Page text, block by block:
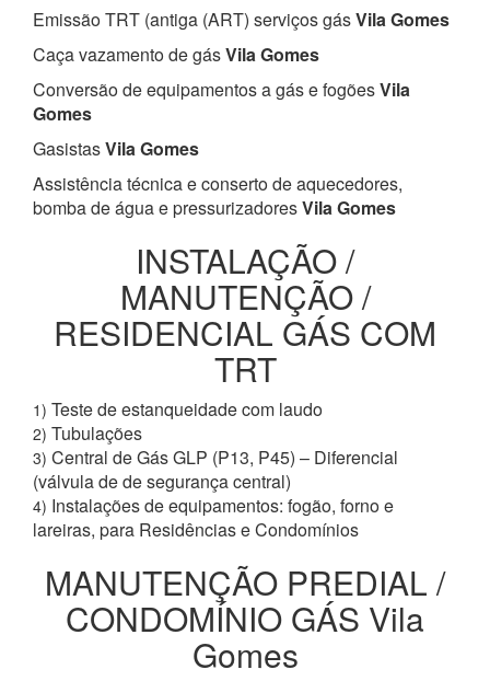
Emissão TRT (antiga (ART) serviços gásVila Gomes
Caça vazamento de gásVila Gomes
Conversão de equipamentos a gás e fogõesVila
Gomes
GasistasVila Gomes
Assistência técnica e conserto de aquecedores,
bomba de água e pressurizadoresVila Gomes
INSTALAÇÃO /
MANUTENÇÃO /
RESIDENCIAL GÁS COM
TRT
1) Teste de estanqueidade com laudo
2) Tubulações
3) Central de Gás GLP (P13, P45) – Diferencial
(válvula de de segurança central)
4) Instalações de equipamentos: fogão, forno e
lareiras, para Residências e Condomínios
MANUTENÇÃO PREDIAL /
CONDOMÍNIO GÁS Vila
Gomes